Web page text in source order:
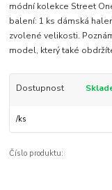
módní kolekce Street
balení: 1 ks dámská
zvolené velikosti.
model, který také
Dostupnost
/ks
Číslo produktu: